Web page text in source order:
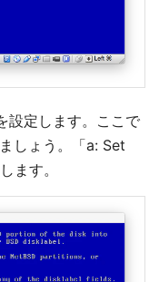
設定します。ここで
しょう。「a: Set
ます。